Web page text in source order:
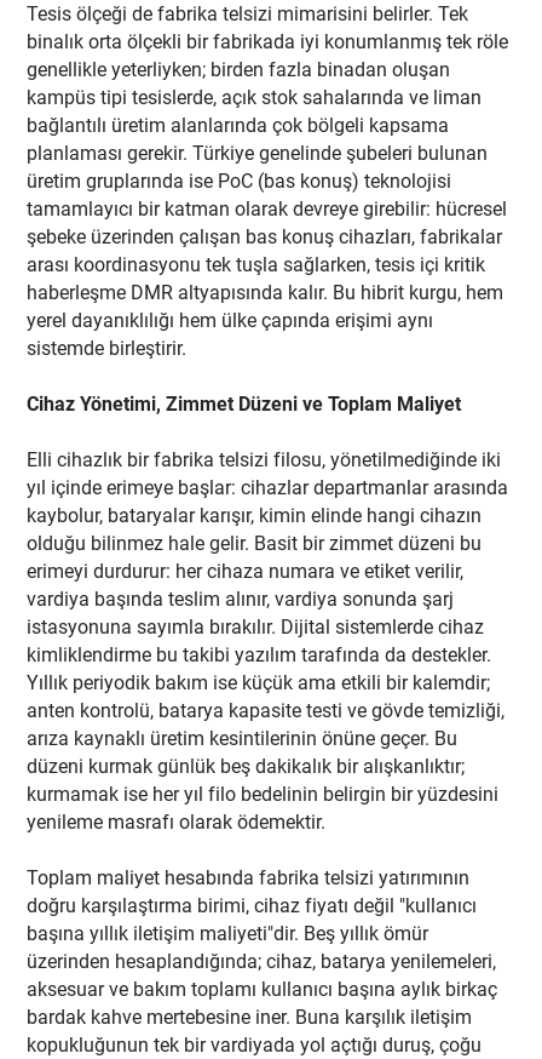
Tesis ölçeği de fabrika telsizi mimarisini belirler. Tek
binalık orta ölçekli bir fabrikada iyi konumlanmış tek röle
genellikle yeterliyken; birden fazla binadan oluşan
kampüs tipi tesislerde, açık stok sahalarında ve liman
bağlantılı üretim alanlarında çok bölgeli kapsama
planlaması gerekir. Türkiye genelinde şubeleri bulunan
üretim gruplarında ise PoC (bas konuş) teknolojisi
tamamlayıcı bir katman olarak devreye girebilir: hücresel
şebeke üzerinden çalışan bas konuş cihazları, fabrikalar
arası koordinasyonu tek tuşla sağlarken, tesis içi kritik
haberleşme DMR altyapısında kalır. Bu hibrit kurgu, hem
yerel dayanıklılığı hem ülke çapında erişimi aynı
sistemde birleştirir.
Cihaz Yönetimi, Zimmet Düzeni ve Toplam Maliyet
Elli cihazlık bir fabrika telsizi filosu, yönetilmediğinde iki
yıl içinde erimeye başlar: cihazlar departmanlar arasında
kaybolur, bataryalar karışır, kimin elinde hangi cihazın
olduğu bilinmez hale gelir. Basit bir zimmet düzeni bu
erimeyi durdurur: her cihaza numara ve etiket verilir,
vardiya başında teslim alınır, vardiya sonunda şarj
istasyonuna sayımla bırakılır. Dijital sistemlerde cihaz
kimliklendirme bu takibi yazılım tarafında da destekler.
Yıllık periyodik bakım ise küçük ama etkili bir kalemdir;
anten kontrolü, batarya kapasite testi ve gövde temizliği,
arıza kaynaklı üretim kesintilerinin önüne geçer. Bu
düzeni kurmak günlük beş dakikalık bir alışkanlıktır;
kurmamak ise her yıl filo bedelinin belirgin bir yüzdesini
yenileme masrafı olarak ödemektir.
Toplam maliyet hesabında fabrika telsizi yatırımının
doğru karşılaştırma birimi, cihaz fiyatı değil "kullanıcı
başına yıllık iletişim maliyeti"dir. Beş yıllık ömür
üzerinden hesaplandığında; cihaz, batarya yenilemeleri,
aksesuar ve bakım toplamı kullanıcı başına aylık birkaç
bardak kahve mertebesine iner. Buna karşılık iletişim
kopukluğunun tek bir vardiyada yol açtığı duruş, çoğu